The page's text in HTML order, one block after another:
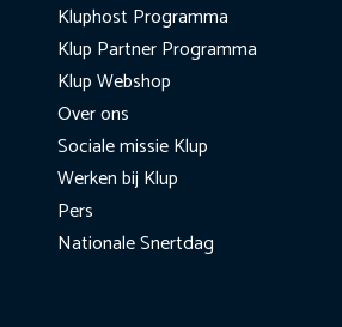
Kluphost Programma
Klup Partner Programma
Klup Webshop
Over ons
Sociale missie Klup
Werken bij Klup
Pers
Nationale Snertdag